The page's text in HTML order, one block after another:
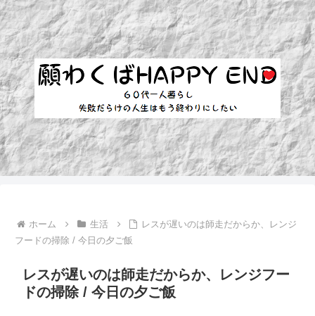
ホーム 生活
レスが遅いのは師走だからか、レンジ
フードの掃除 / 今日の夕ご飯
レスが遅いのは師走だからか、レンジフー
ドの掃除 / 今日の夕ご飯